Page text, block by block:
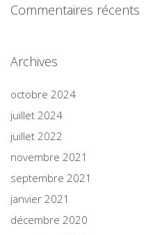
Commentaires récents
Archives
octobre 2024
juillet 2024
juillet 2022
novembre 2021
septembre 2021
janvier 2021
décembre 2020